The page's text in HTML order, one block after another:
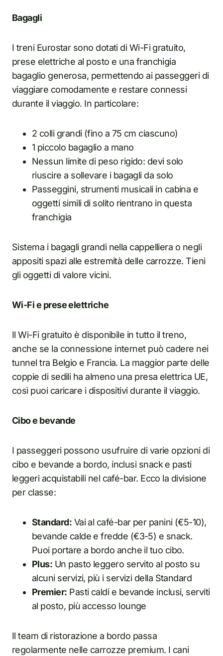
Bagagli
I treni Eurostar sono dotati di Wi-Fi gratuito,
prese elettriche al posto e una franchigia
bagaglio generosa, permettendo ai passeggeri di
viaggiare comodamente e restare connessi
durante il viaggio. In particolare:
2 colli grandi (fino a 75 cm ciascuno)
1 piccolo bagaglio a mano
Nessun limite di peso rigido: devi solo
riuscire a sollevare i bagagli da solo
Passeggini, strumenti musicali in cabina e
oggetti simili di solito rientrano in questa
franchigia
Sistema i bagagli grandi nella cappelliera o negli
appositi spazi alle estremità delle carrozze. Tieni
gli oggetti di valore vicini.
Wi-Fi e prese elettriche
Il Wi-Fi gratuito è disponibile in tutto il treno,
anche se la connessione internet può cadere nei
tunnel tra Belgio e Francia. La maggior parte delle
coppie di sedili ha almeno una presa elettrica UE,
così puoi caricare i dispositivi durante il viaggio.
Cibo e bevande
I passeggeri possono usufruire di varie opzioni di
cibo e bevande a bordo, inclusi snack e pasti
leggeri acquistabili nel café-bar. Ecco la divisione
per classe:
Standard: Vai al café-bar per panini (€5-10),
bevande calde e fredde (€3-5) e snack.
Puoi portare a bordo anche il tuo cibo.
Plus: Un pasto leggero servito al posto su
alcuni servizi, più i servizi della Standard
Premier: Pasti caldi e bevande inclusi, serviti
al posto, più accesso lounge
Il team di ristorazione a bordo passa
regolarmente nelle carrozze premium. I cani